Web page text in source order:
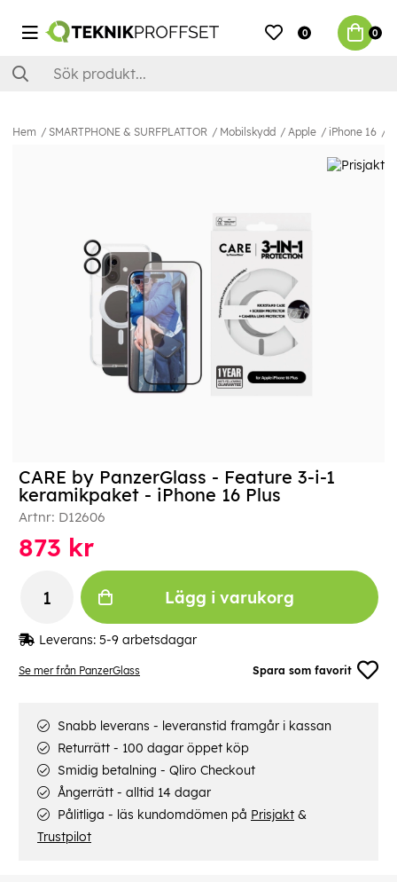
0 0
Hem SMARTPHONE & SURFPLATTOR Mobilskydd Apple iPhone 16
Se mer från PanzerGlass Spara som favorit
CARE by PanzerGlass - Feature 3-i-1
keramikpaket - iPhone 16 Plus
Artnr: D12606
873 kr
Lägg i varukorg
Leverans: 5-9 arbetsdagar
Snabb leverans - leveranstid framgår i kassan
Returrätt - 100 dagar öppet köp
Smidig betalning - Qliro Checkout
Ångerrätt - alltid 14 dagar
Pålitliga - läs kundomdömen på Prisjakt &
Trustpilot